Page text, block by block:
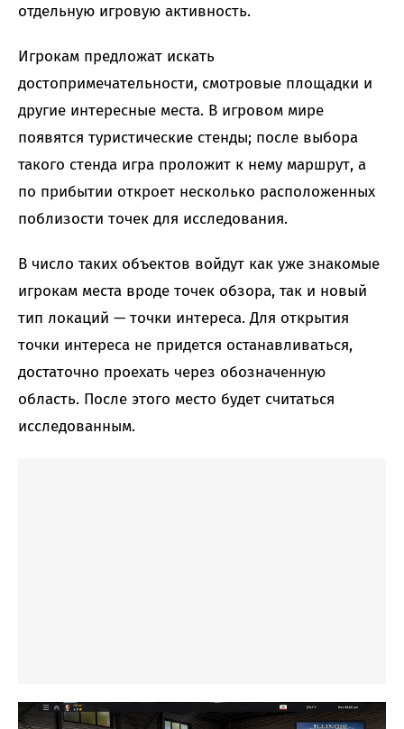
отдельную игровую активность.
Игрокам предложат искать
достопримечательности, смотровые площадки и
другие интересные места. В игровом мире
появятся туристические стенды; после выбора
такого стенда игра проложит к нему маршрут, а
по прибытии откроет несколько расположенных
поблизости точек для исследования.
В число таких объектов войдут как уже знакомые
игрокам места вроде точек обзора, так и новый
тип локаций — точки интереса. Для открытия
точки интереса не придется останавливаться,
достаточно проехать через обозначенную
область. После этого место будет считаться
исследованным.